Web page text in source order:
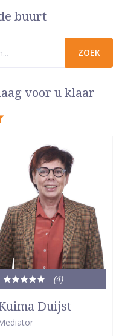
buurt
voor u klaar
(4)
Totale
waardering:
5
van
Duijst